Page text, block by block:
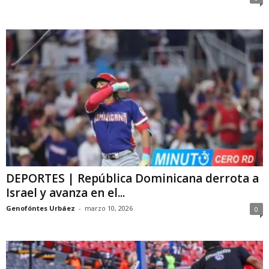
DEPORTES | República Dominicana derrota a
Israel y avanza en el...
Genofóntes Urbáez - marzo 10, 2026 0